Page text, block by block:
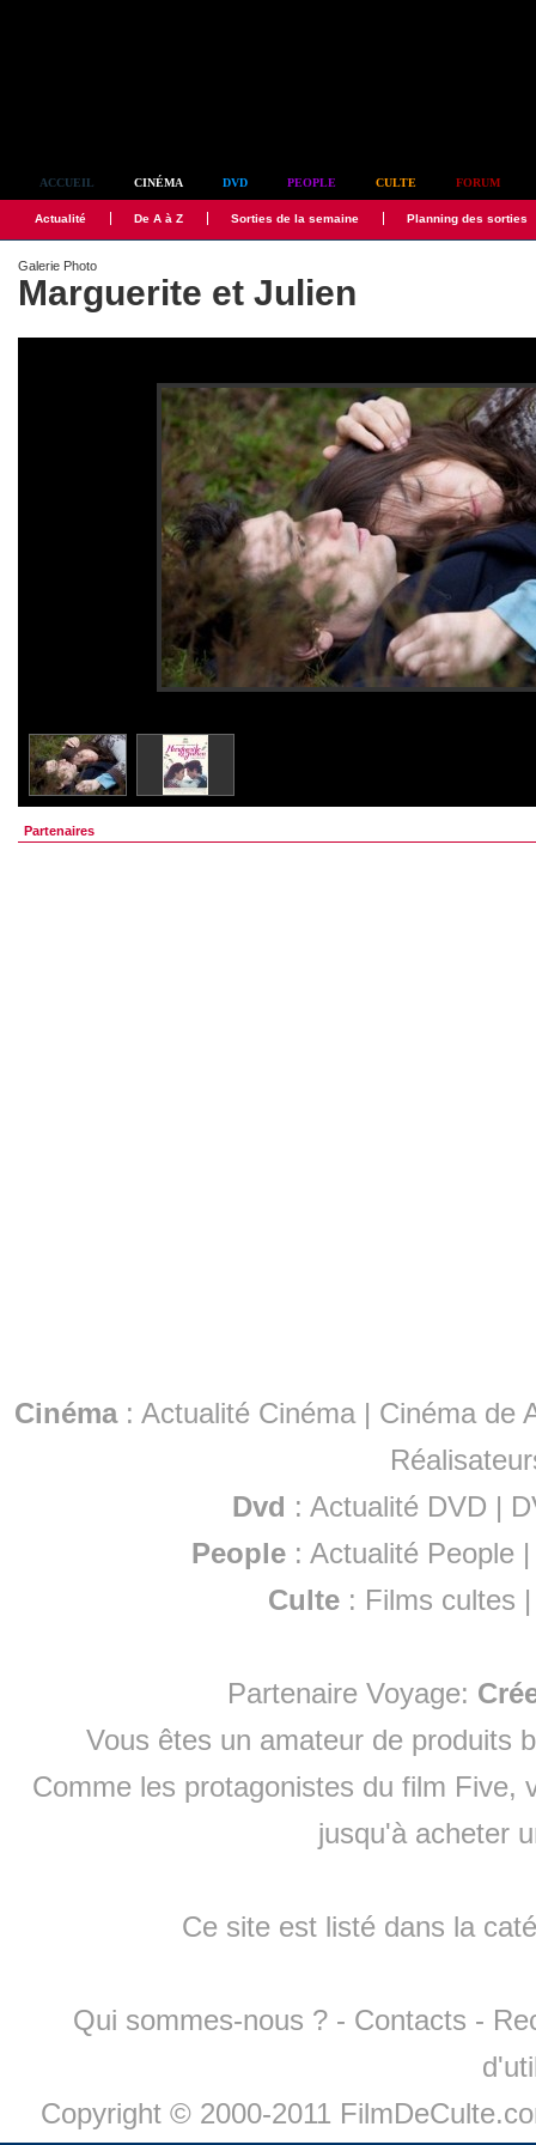
ACCUEIL CINÉMA DVD PEOPLE CULTE FORUM
Actualité De A à Z Sorties de la semaine Planning des sorties
Galerie Photo
Marguerite et Julien
Partenaires
Cinéma: Actualité Cinéma | Cinéma de
Dvd : Actualité DVD |
People :Actualité People
Culte : Films cultes
Partenaire Voyage:
Vous êtes un amateur de produits
Comme les protagonistes du film Five,
jusqu'à acheter
Ce site est listé dans la
Qui sommes-nous ? - Contacts -
Copyright © 2000-2011